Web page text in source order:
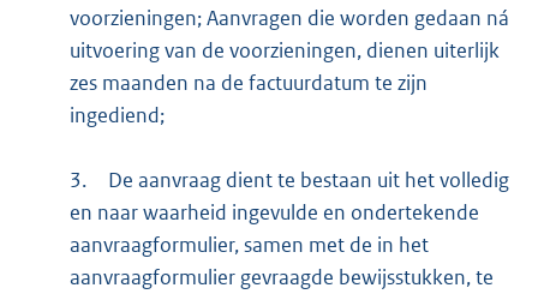
voorzieningen; Aanvragen die worden gedaan ná
uitvoering van de voorzieningen, dienen uiterlijk
zes maanden na de factuurdatum te zijn
ingediend;
3.
De aanvraag dient te bestaan uit het volledig
en naar waarheid ingevulde en ondertekende
aanvraagformulier, samen met de in het
aanvraagformulier gevraagde bewijsstukken, te